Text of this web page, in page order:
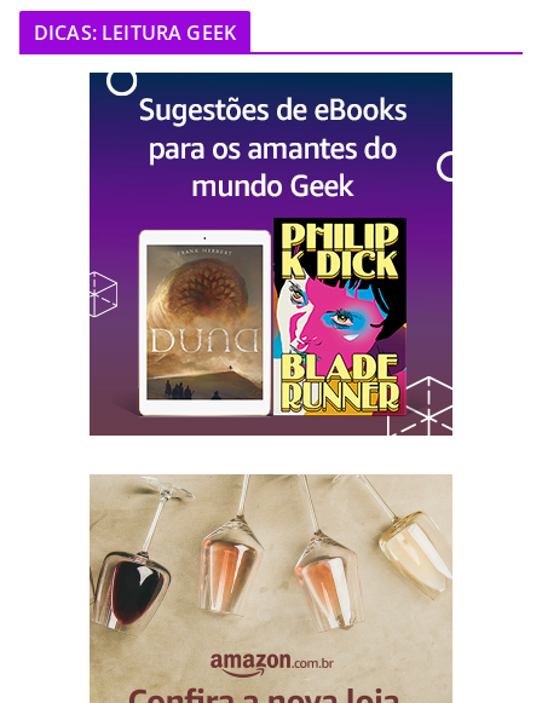
DICAS: LEITURA GEEK